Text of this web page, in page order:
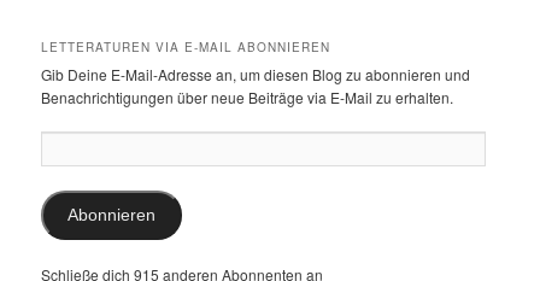
LETTERATUREN VIA E-MAIL ABONNIEREN
Gib Deine E-Mail-Adresse an, um diesen Blog zu abonnieren und
Benachrichtigungen über neue Beiträge via E-Mail zu erhalten.
Mail-
Adresse:
Abonnieren
Schließe dich 915 anderen Abonnenten an